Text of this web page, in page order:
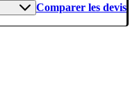
Comparer les devis